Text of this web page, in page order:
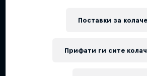
Поставки за колачe
Прифати ги сите